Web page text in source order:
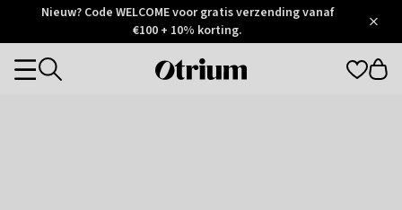
Otrium
Trustpilot
Nieuw? Code WELCOME voor gratis verzending vanaf
€100 + 10% korting.
Otrium
Categories